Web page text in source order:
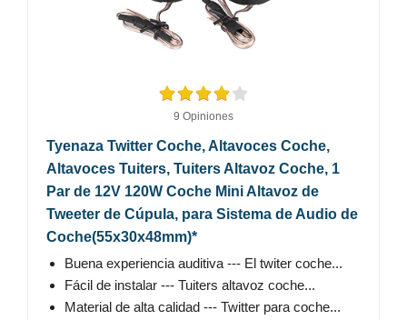
9 Opiniones
Tyenaza Twitter Coche, Altavoces Coche,
Altavoces Tuiters, Tuiters Altavoz Coche, 1
Par de 12V 120W Coche Mini Altavoz de
Tweeter de Cúpula, para Sistema de Audio de
Coche(55x30x48mm)*
Buena experiencia auditiva --- El twiter coche...
Fácil de instalar --- Tuiters altavoz coche...
Material de alta calidad --- Twitter para coche...